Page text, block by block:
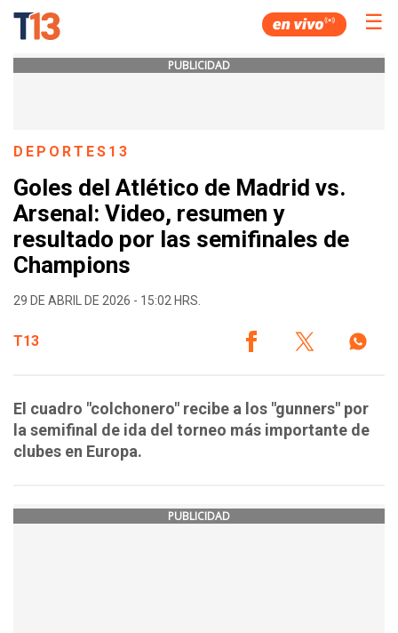
☰
PUBLICIDAD
DEPORTES13
Goles del Atlético de Madrid vs.
Arsenal: Video, resumen y
resultado por las semifinales de
Champions
29 DE ABRIL DE 2026 - 15:02 HRS.
T13
El cuadro "colchonero" recibe a los "gunners" por
la semifinal de ida del torneo más importante de
clubes en Europa.
PUBLICIDAD